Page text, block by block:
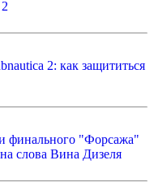
2: как защититься
финального "Форсажа"
слова Вина Дизеля